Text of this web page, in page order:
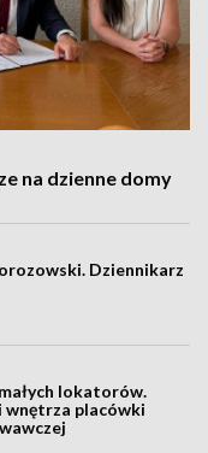
na dzienne domy
Dziennikarz
lokatorów.
placówki